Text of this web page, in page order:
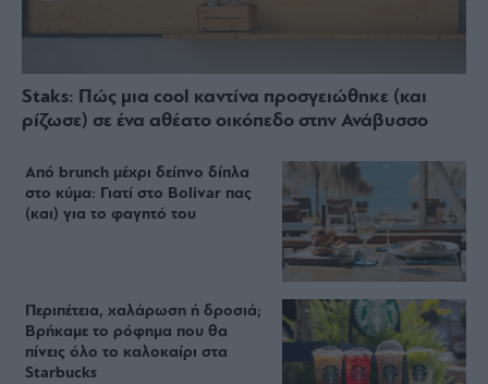
Staks: Πώς μια cool καντίνα προσγειώθηκε (και
ρίζωσε) σε ένα αθέατο οικόπεδο στην Ανάβυσσο
Από brunch μέχρι δείπνο δίπλα
στο κύμα: Γιατί στο Bolivar πας
(και) για το φαγητό του
Περιπέτεια, χαλάρωση ή δροσιά;
Βρήκαμε το ρόφημα που θα
πίνεις όλο το καλοκαίρι στα
Starbucks